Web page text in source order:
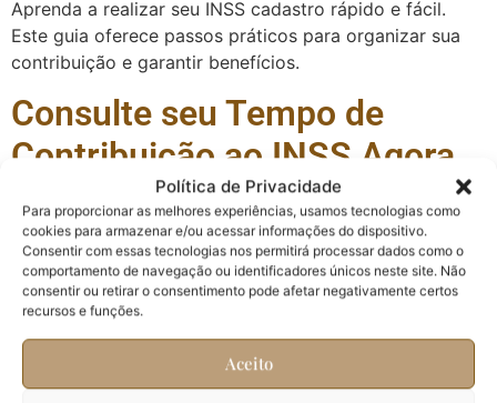
Política de Privacidade
Para proporcionar as melhores experiências, usamos tecnologias como
cookies para armazenar e/ou acessar informações do dispositivo.
Consentir com essas tecnologias nos permitirá processar dados como o
comportamento de navegação ou identificadores únicos neste site. Não
consentir ou retirar o consentimento pode afetar negativamente certos
recursos e funções.
Aceito
Aprenda a realizar seu INSS cadastro rápido e fácil.
Este guia oferece passos práticos para organizar sua
contribuição e garantir benefícios.
Consulte seu Tempo de
Contribuição ao INSS Agora